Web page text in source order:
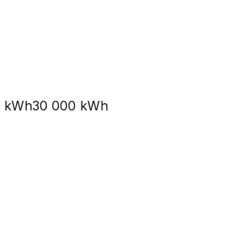
kWh30 000 kWh